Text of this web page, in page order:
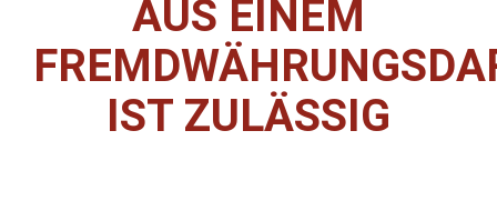
AUS EINEM
IST ZULÄSSIG